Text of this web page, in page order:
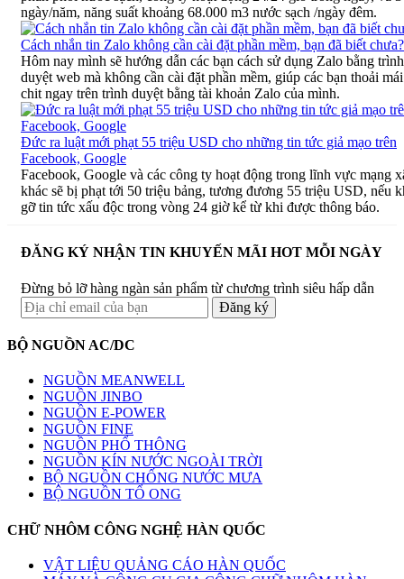
ngày/năm, năng suất khoảng 68.000 m3 nước sạch /ngày đêm.
Cách nhắn tin Zalo không cần cài đặt phần mềm, bạn đã biết chưa?
Hôm nay mình sẽ hướng dẫn các bạn cách sử dụng Zalo bằng trình
duyệt web mà không cần cài đặt phần mềm, giúp các bạn thoải
chit ngay trên trình duyệt bằng tài khoản Zalo của mình.
Đức ra luật mới phạt 55 triệu USD cho những tin tức giả mạo trên
Facebook, Google
Facebook, Google và các công ty hoạt động trong lĩnh vực mạng
khác sẽ bị phạt tới 50 triệu bảng, tương đương 55 triệu USD, nếu
gỡ tin tức xấu độc trong vòng 24 giờ kể từ khi được thông báo.
ĐĂNG KÝ NHẬN TIN KHUYẾN MÃI HOT MỖI NGÀY
Đừng bỏ lỡ hàng ngàn sản phẩm từ chương trình siêu hấp dẫn
BỘ NGUỒN AC/DC
NGUỒN MEANWELL
NGUỒN JINBO
NGUỒN E-POWER
NGUỒN FINE
NGUỒN PHỔ THÔNG
NGUỒN KÍN NƯỚC NGOÀI TRỜI
BỘ NGUỒN CHỐNG NƯỚC MƯA
BỘ NGUỒN TỔ ONG
CHỮ NHÔM CÔNG NGHỆ HÀN QUỐC
VẬT LIỆU QUẢNG CÁO HÀN QUỐC